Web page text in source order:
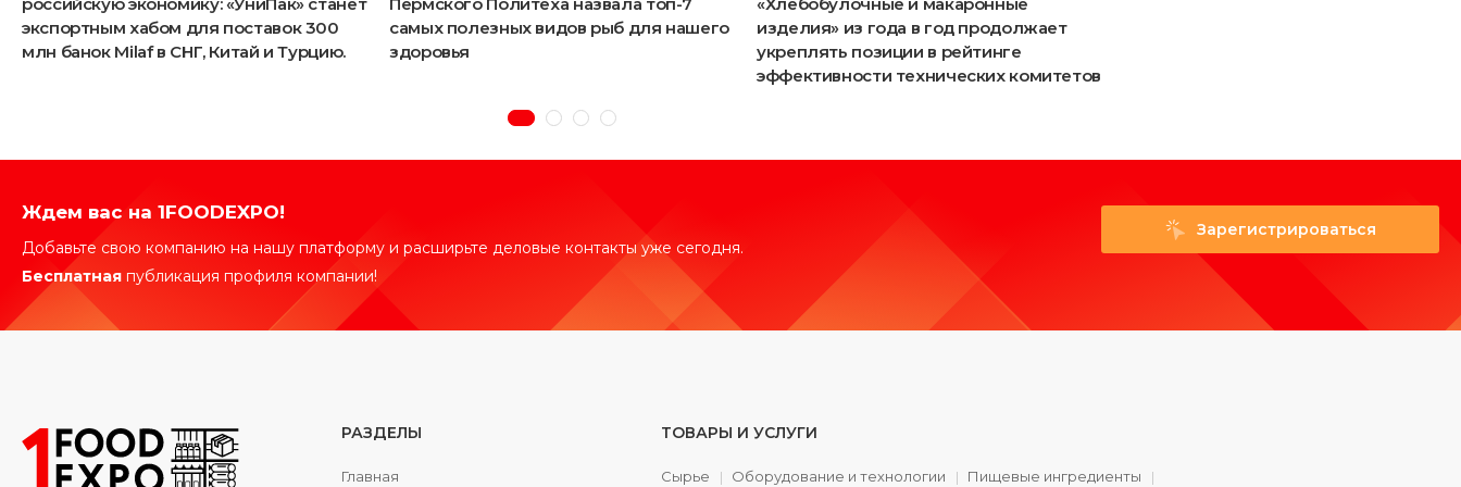
экспортным хабом для поставок 300
млн банок Milaf в СНГ, Китай и Турцию.
самых полезных видов рыб для нашего
здоровья
изделия» из года в год продолжает
укреплять позиции в рейтинге
эффективности технических комитетов
Ждем вас на 1FOODEXPO!
Добавьте свою компанию на нашу платформу и расширьте деловые контакты уже сегодня.
Бесплатная публикация профиля компании!
Зарегистрироваться
РАЗДЕЛЫ
Главная
ТОВАРЫ И УСЛУГИ
Сырье Оборудование и технологии Пищевые ингредиенты